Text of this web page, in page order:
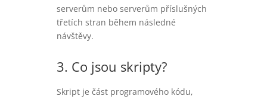
serverům nebo serverům příslušných
třetích stran během následné
návštěvy.
3. Co jsou skripty?
Skript je část programového kódu,